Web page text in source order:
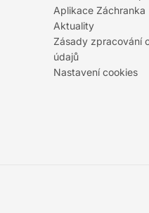
Aplikace Záchranka
Aktuality
Zásady zpracování
údajů
Nastavení cookies